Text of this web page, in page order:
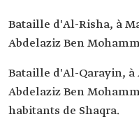
Bataille d'Al-Risha, à
Abdelaziz Ben
Bataille d'Al-Qarayin,
Abdelaziz Ben
habitants de Shaqra.